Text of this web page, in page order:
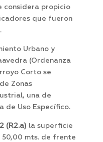
considera propicio
que fueron
Urbano y
(Ordenanza
Corto se
Zonas
una de
de Uso Específico.
(R2.a) la superficie
50,00 mts. de frente